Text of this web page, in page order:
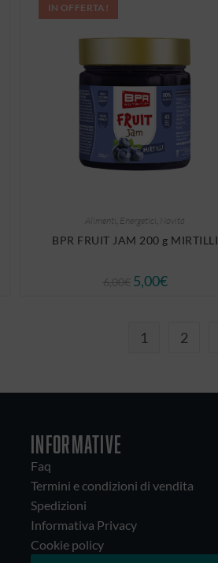
IN OFFERTA!
Alimenti Energetici Novità
BPR FRUIT JAM 200 g MIRTILLI
5,00€
1 2
INFORMATIVE
Faq
Termini e condizioni di vendita
Spedizioni
Informativa Privacy
Cookie policy